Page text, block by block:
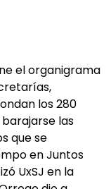
el organigrama
los 280
las
que se
en Juntos
UxSJ en la